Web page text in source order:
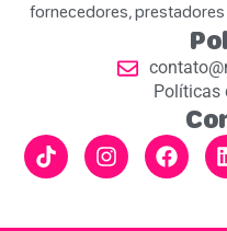
fornecedores,
Políticas